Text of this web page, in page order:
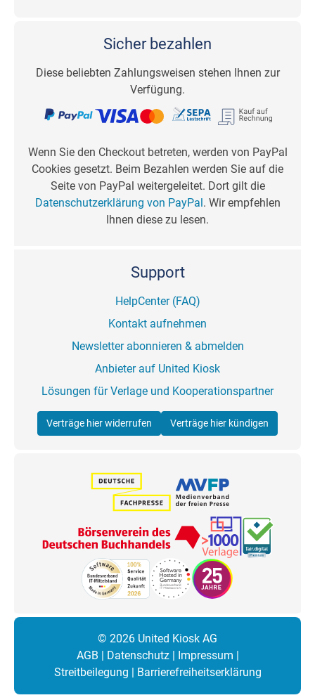
Sicher bezahlen
Diese beliebten Zahlungsweisen stehen Ihnen zur
Verfügung.
Wenn Sie den Checkout betreten, werden von PayPal
Cookies gesetzt. Beim Bezahlen werden Sie auf die
Seite von PayPal weitergeleitet. Dort gilt die
Datenschutzerklärung von PayPal . Wir empfehlen
Ihnen diese zu lesen.
Support
HelpCenter (FAQ)
Kontakt aufnehmen
Newsletter abonnieren & abmelden
Anbieter auf United Kiosk
Lösungen für Verlage und Kooperationspartner
Verträge hier widerrufen Verträge hier kündigen
© 2026 United Kiosk AG
AGB
Datenschutz| Impressum
Streitbeilegung
Barrierefreiheitserklärung